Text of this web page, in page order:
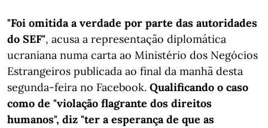
"Foi omitida a verdade por parte das autoridades
do SEF", acusa a representação diplomática
ucraniana numa carta ao Ministério dos Negócios
Estrangeiros publicada ao final da manhã desta
segunda-feira no Facebook. Qualificando o caso
como de "violação flagrante dos direitos
humanos", diz "ter a esperança de que as